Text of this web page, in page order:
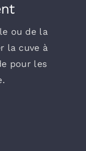
ou de la
la cuve à
pour les